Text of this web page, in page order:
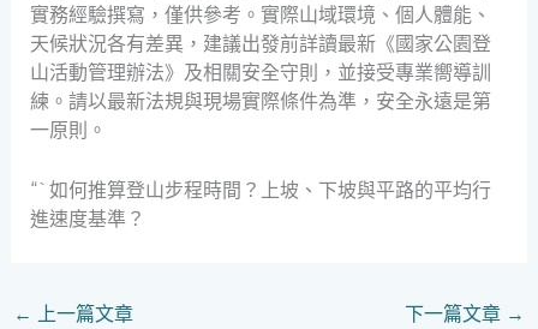
實務經驗撰寫，僅供參考。實際山域環境、個人體能、
天候狀況各有差異，建議出發前詳讀最新《國家公園登
山活動管理辦法》及相關安全守則，並接受專業嚮導訓
練。請以最新法規與現場實際條件為準，安全永遠是第
一原則。
“`如何推算登山步程時間？上坡、下坡與平路的平均行
進速度基準？
← 上一篇文章 下一篇文章 →